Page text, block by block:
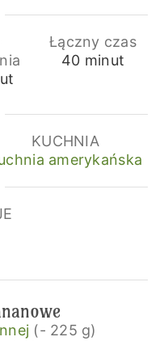
Łączny czas
40minuty
minut
KUCHNIA
amerykańska
(- 225 g)